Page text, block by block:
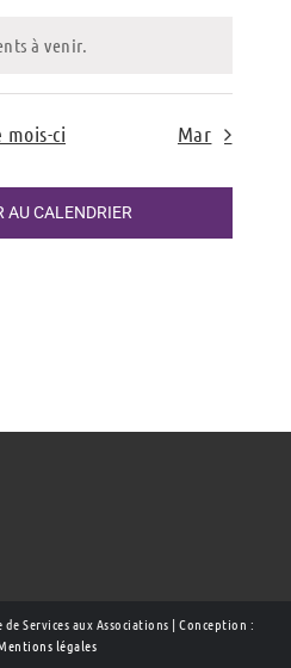
à venir.
mois-ci Mar
AU CALENDRIER
Services aux Associations | Conception :
légales